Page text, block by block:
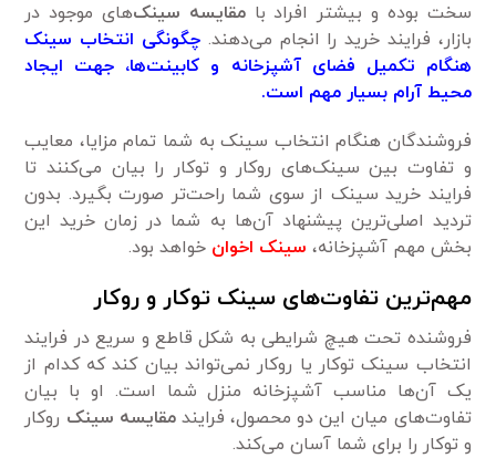
سخت بوده و بیشتر افراد بامقایسه سینک‌های موجود در
بازار، فرایند خرید را انجام می‌دهند.چگونگی انتخاب سینک
هنگام تکمیل فضای آشپزخانه و کابینت‌ها، جهت ایجاد
محیط آرام بسیار مهم است.
فروشندگان هنگام انتخاب سینک به شما تمام مزایا، معایب
و تفاوت بین سینک‌های روکار و توکار را بیان می‌کنند تا
فرایند خرید سینک از سوی شما راحت‌تر صورت بگیرد. بدون
تردید اصلی‌ترین پیشنهاد آن‌ها به شما در زمان خرید این
بخش مهم آشپزخانه، سینک اخوان خواهد بود.
مهم‌ترین تفاوت‌های سینک توکار و روکار
فروشنده تحت هیچ شرایطی به شکل قاطع و سریع در فرایند
انتخاب سینک توکار یا روکار نمی‌تواند بیان کند که کدام از
یک آن‌ها مناسب آشپزخانه منزل شما است. او با بیان
تفاوت‌های میان این دو محصول، فرایندمقایسه سینک روکار
و توکار را برای شما آسان می‌کند.